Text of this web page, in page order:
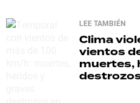
LEE TAMBIÉN
Clima
vientos
muertes,